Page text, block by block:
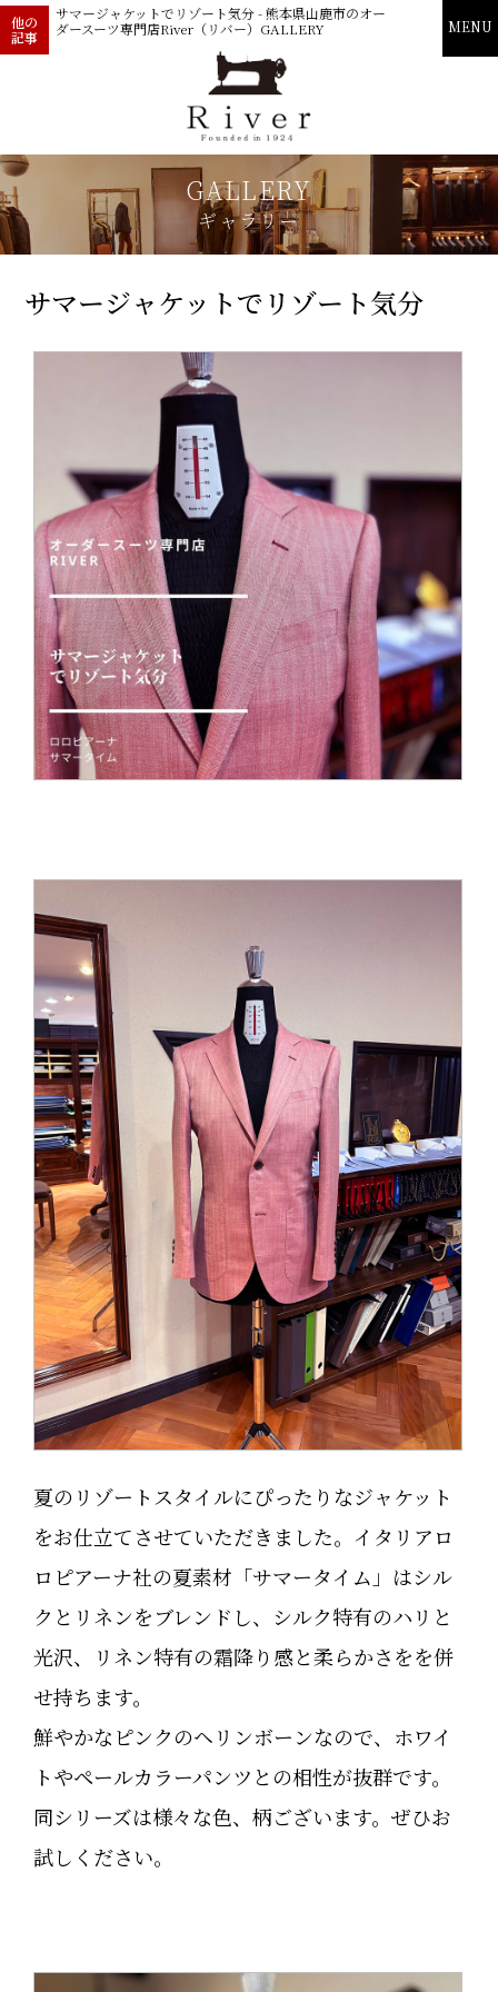
MENU
サマージャケットでリゾート気分 - 熊本県山鹿市のオー
ダースーツ専門店River（リバー）GALLERY
他の
記事
GALLERY
ギャラリー
サマージャケットでリゾート気分
夏のリゾートスタイルにぴったりなジャケット
をお仕立てさせていただきました。イタリアロ
ロピアーナ社の夏素材「サマータイム」はシル
クとリネンをブレンドし、シルク特有のハリと
光沢、リネン特有の霜降り感と柔らかさをを併
せ持ちます。
鮮やかなピンクのヘリンボーンなので、ホワイ
トやペールカラーパンツとの相性が抜群です。
同シリーズは様々な色、柄ございます。ぜひお
試しください。